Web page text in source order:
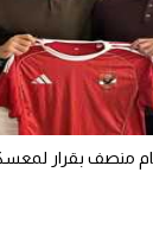
منصف بقرار